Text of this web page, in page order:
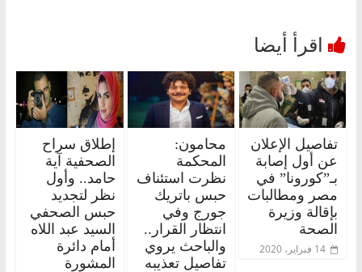
تفاصيل الإعلان
عن أول إصابة
بـ”كورونا” في
مصر ومطالبات
بإقالة وزيرة
الصحة
14 فبراير، 2020
محامون:
المحكمة
نظرت استئناف
حبس باتريك
جورج وفي
انتظار القرار..
والباحث يروي
تفاصيل تعذيبه
إطلاق سراح
الصحفية آية
حامد.. وأول
نظر لتجديد
حبس الصحفي
السيد عبد اللاه
أمام دائرة
المشورة